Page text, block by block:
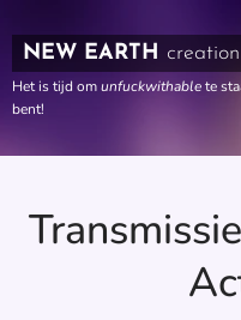
NEW EARTH creation
Het is tijd omunfuckwithablete
bent!